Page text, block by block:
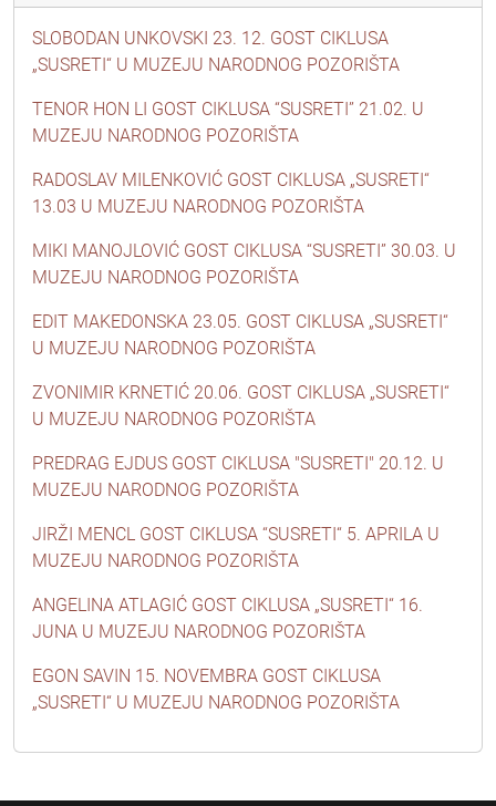
SLOBODAN UNKOVSKI 23. 12. GOST CIKLUSA
„SUSRETI“ U MUZEJU NARODNOG POZORIŠTA
TENOR HON LI GOST CIKLUSA “SUSRETI” 21.02. U
MUZEJU NARODNOG POZORIŠTA
RADOSLAV MILENKOVIĆ GOST CIKLUSA „SUSRETI“
13.03 U MUZEJU NARODNOG POZORIŠTA
MIKI MANOJLOVIĆ GOST CIKLUSA “SUSRETI” 30.03. U
MUZEJU NARODNOG POZORIŠTA
EDIT MAKEDONSKA 23.05. GOST CIKLUSA „SUSRETI“
U MUZEJU NARODNOG POZORIŠTA
ZVONIMIR KRNETIĆ 20.06. GOST CIKLUSA „SUSRETI“
U MUZEJU NARODNOG POZORIŠTA
PREDRAG EJDUS GOST CIKLUSA "SUSRETI" 20.12. U
MUZEJU NARODNOG POZORIŠTA
JIRŽI MENCL GOST CIKLUSA “SUSRETI“ 5. APRILA U
MUZEJU NARODNOG POZORIŠTA
ANGELINA ATLAGIĆ GOST CIKLUSA „SUSRETI“ 16.
JUNA U MUZEJU NARODNOG POZORIŠTA
EGON SAVIN 15. NOVEMBRA GOST CIKLUSA
„SUSRETI“ U MUZEJU NARODNOG POZORIŠTA